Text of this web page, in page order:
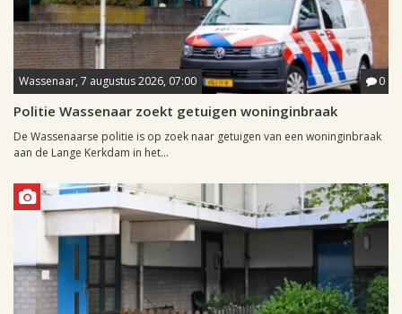
Wassenaar, 7 augustus 2026, 07:00 0
Politie Wassenaar zoekt getuigen woninginbraak
De Wassenaarse politie is op zoek naar getuigen van een woninginbraak
aan de Lange Kerkdam in het...